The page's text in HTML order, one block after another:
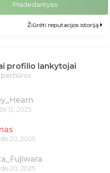
Pradedantysis
Žiūrėti reputacijos istoriją
profilio lankytojai
peržiūros
12, 2025
20, 2025
20, 2025